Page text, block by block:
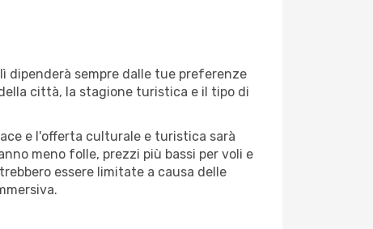
dipenderà sempre dalle tue preferenze
città, la stagione turistica e il tipo di
e l'offerta culturale e turistica sarà
meno folle, prezzi più bassi per voli e
essere limitate a causa delle